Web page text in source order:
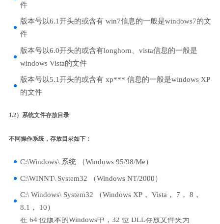
件
版本号以6.1开头的或含有 win7信息的一般是windows7的文
件
版本号以6.0开头的或含有longhorn、vista信息的一般是
windows Vista的文件
版本号以5.1开头的或含有 xp*** 信息的一般是windows XP
的文件
1.2）系统文件存放目录
不同操作系统，存放目录如下：
C:\Windows\ 系统 （Windows 95/98/Me）
C:\WINNT\ System32 （Windows NT/2000）
C:\ Windows\ System32 （Windows XP， Vista， 7， 8，
8.1， 10）
在 64 位版本的Windows中，32 位 DLL存放文件夹为